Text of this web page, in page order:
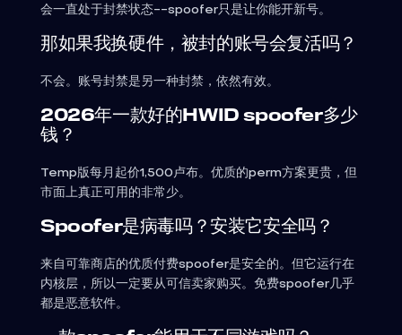
会一直处于封禁状态--spoofer只是让你能开新号。
那如果我换硬件，被封的账号会复活吗？
不会。账号封禁是另一种封禁，依然有效。
2026年一款好的HWID spoofer多少
钱？
Temp版每月起价1,500卢布。优质的perm方案更贵，但
市面上真正可用的非常少。
Spoofer是病毒吗？安装它安全吗？
来自可靠商店的优质付费spoofer是安全的。但它运行在
内核层，所以一定要从可信卖家购买。免费spoofer几乎
都是恶意软件。